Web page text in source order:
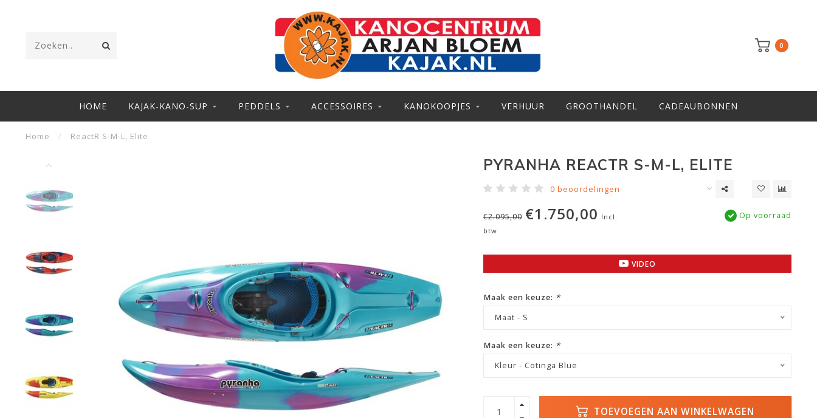
0
HOME KAJAK-KANO-SUP PEDDELS ACCESSOIRES KANOKOOPJES VERHUUR GROOTHANDEL CADEAUBONNEN
Home / ReactR S-M-L, Elite
PYRANHA REACTR S-M-L, ELITE
0 beoordelingen
€2.095,00 €1.750,00 Incl.
btw
Op voorraad
VIDEO
Maak een keuze: *
Maat - S
Maak een keuze: *
Kleur - Cotinga Blue
TOEVOEGEN AAN WINKELWAGEN